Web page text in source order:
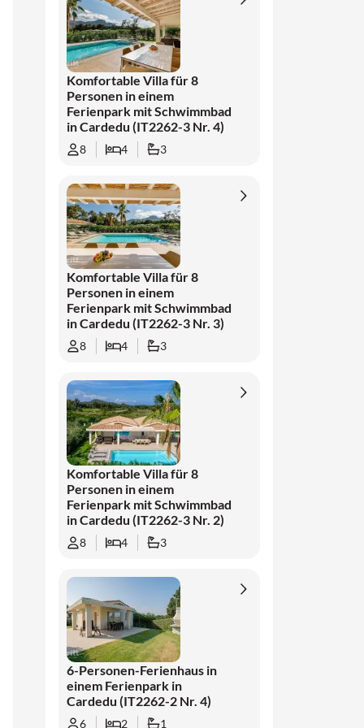
Sie Strandtage mit kurzen Ausflügen ins
Landesinnere ab und genießen Sie die
entspannte Atmosphäre Ostsardiniens. Eine
wunderbare Basis für einen sonnigen Urlaub
am Meer.
Komfortable Villa für 8
Personen in einem
Ferienpark mit Schwimmbad
in Cardedu (IT2262-3 Nr. 4)
8 4 3
Komfortable Villa für 8
Personen in einem
Ferienpark mit Schwimmbad
in Cardedu (IT2262-3 Nr. 3)
8 4 3
Komfortable Villa für 8
Personen in einem
Ferienpark mit Schwimmbad
in Cardedu (IT2262-3 Nr. 2)
8 4 3
6-Personen-Ferienhaus in
einem Ferienpark in
Cardedu (IT2262-2 Nr. 4)
6 2 1